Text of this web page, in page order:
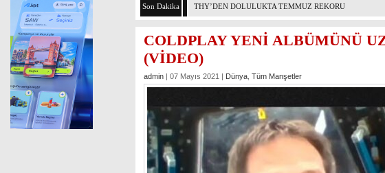
Son Dakika AJET’İN İKRAM MENÜLERİ YENİLENDİ
COLDPLAY YENİ ALBÜMÜNÜ
(VİDEO)
admin | 07 Mayıs 2021 | Dünya Tüm Manşetler